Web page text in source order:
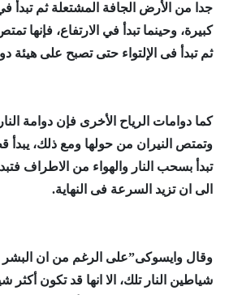
جدا من الأرض الجافة المشتعلة ثم تبدأ
كبيرة، وحينما تبدأ في الارتفاع، فإنها
ثم تبدأ فى الإلتواء حتى تصبح على هيئة
كما دوامات الرياح الأخرى فإن دوامة
وتمتص النيران من حولها ومع ذلك، يبدأ
تبدأ بسحب النار والهواء من الاطراف
الى ان تزيد السرعة فى النهاية.
وقال وايسوكى”على الرغم من ان البشر
شياطين النار تلك، الا انها قد تكون أكثر